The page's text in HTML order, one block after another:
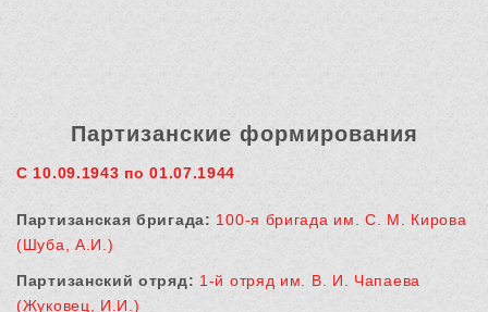
Партизанские формирования
С 10.09.1943 по 01.07.1944
Партизанская бригада: 100-я бригада им. С. М. Кирова
(Шуба, А.И.)
Партизанский отряд: 1-й отряд им. В. И. Чапаева
(Жуковец, И.И.)